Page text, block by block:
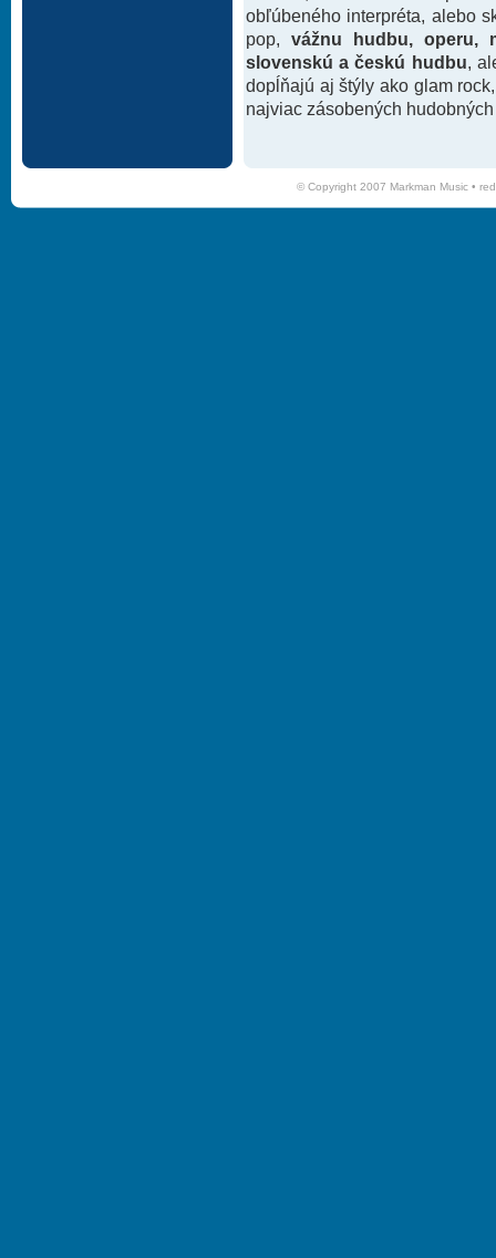
obľúbeného interpréta, alebo
pop, vážnu hudbu, operu,
slovenskú a českú hudbu ,
dopĺňajú aj štýly ako glam
najviac zásobených
© Copyright 2007 Markman Music •